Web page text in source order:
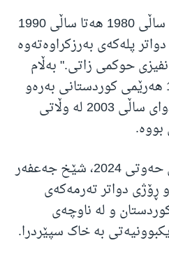
شێخ جەعفەر بەرزنجی لە ساڵی 1980 هەتا ساڵی 1990
پلەکەی بەرزکراوەتەوە
حوکمی زاتی." بەڵام
دوای ڕاپەڕینی ساڵی 1991 هەرێمی کوردستانی بەرەو
بەغدا بەجێهێشتووە و لەدوای ساڵی 2003 لە وڵاتی
ڕۆژی هەینی ڕابردوو، 26ی حەوتی 2024، شێخ جەعفەر
ڕۆژی دواتر تەرمەکەی
و لە ناوچەی
بە خاک سپێردرا.